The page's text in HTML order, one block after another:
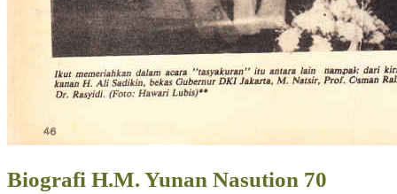
Biografi H.M. Yunan Nasution 70